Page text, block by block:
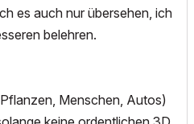
es auch nur übersehen, ich
belehren.
Menschen, Autos)